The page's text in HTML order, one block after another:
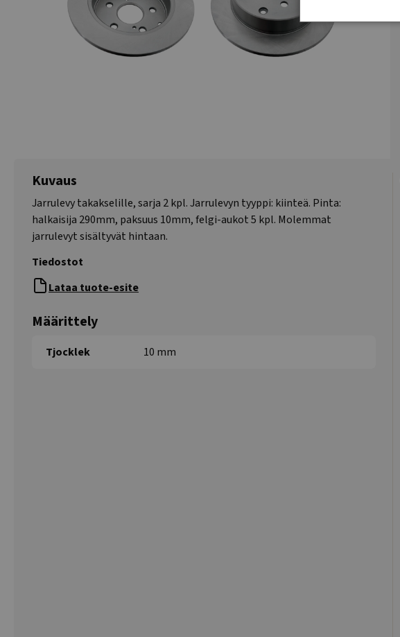
Kuvaus
Jarrulevy takakselille, sarja 2 kpl. Jarrulevyn tyyppi: kiinteä. Pinta:
halkaisija 290mm, paksuus 10mm, felgi-aukot 5 kpl. Molemmat
jarrulevyt sisältyvät hintaan.
Tiedostot
Lataa tuote-esite
Määrittely
Tjocklek 10 mm